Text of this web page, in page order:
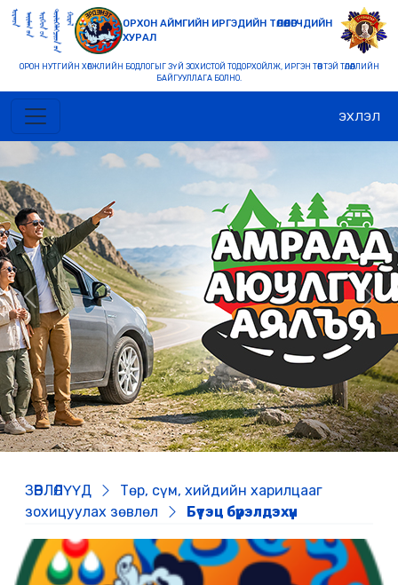
ОРХОН АЙМГИЙН ИРГЭДИЙН ТӨЛӨӨЛӨГЧДИЙН
ХУРАЛ
ОРОН НУТГИЙН ХӨГЖЛИЙН БОДЛОГЫГ ЗҮЙ ЗОХИСТОЙ ТОДОРХОЙЛЖ, ИРГЭН ТӨВТЭЙ ТӨЛӨӨЛЛИЙН
БАЙГУУЛЛАГА БОЛНО.
ЭХЛЭЛ
Previous Next
ЗӨВЛӨЛҮҮД
Төр, сүм, хийдийн харилцааг
зохицуулах зөвлөл
Бүтэц бүрэлдэхүүн